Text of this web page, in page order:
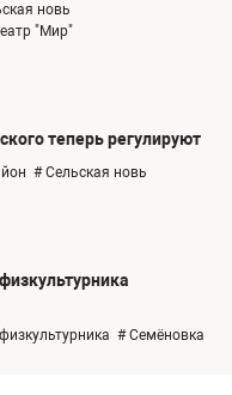
новь
"Мир"
теперь регулируют
# Сельская новь
# Семёновка